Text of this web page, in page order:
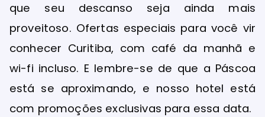
que seu descanso seja ainda mais
proveitoso. Ofertas especiais para você vir
conhecer Curitiba, com café da manhã e
wi-fi incluso. E lembre-se de que a Páscoa
está se aproximando, e nosso hotel está
com promoções exclusivas para essa data.